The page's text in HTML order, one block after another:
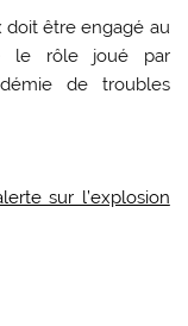
être engagé au
le rôle joué par
de troubles
sur l’explosion